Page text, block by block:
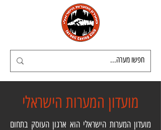
מועדון המערות הישראלי
מועדון המערות הישראלי הוא ארגון העוסק בתחום